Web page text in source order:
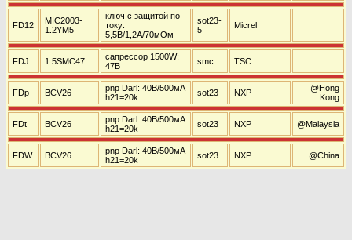
FD12
MIC2003-
1.2YM5
ключ с защитой по
току:
5,5В/1,2А/70мОм
sot23-
5
Micrel
FDJ 1.5SMC47
сапрессор 1500W:
47В
smc TSC
FDp BCV26
pnp Darl: 40В/500мА
h21=20k
sot23 NXP
@Hong
Kong
FDt BCV26
pnp Darl: 40В/500мА
h21=20k
sot23 NXP @Malaysia
FDW BCV26
pnp Darl: 40В/500мА
h21=20k
sot23 NXP @China